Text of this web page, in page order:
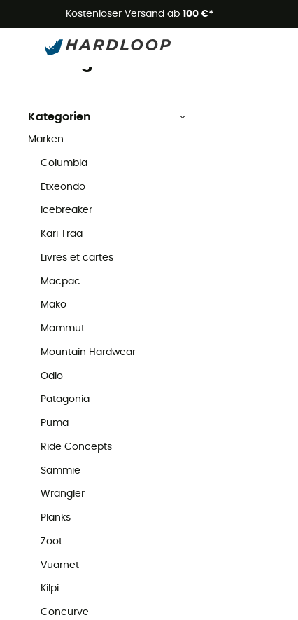
Kostenloser Versand ab 100 €*
Second Hand Marken Li-Ning
Li-Ning Second Hand
Kategorien
Marken
Columbia
Etxeondo
Icebreaker
Kari Traa
Livres et cartes
Macpac
Mako
Mammut
Mountain Hardwear
Odlo
Patagonia
Puma
Ride Concepts
Sammie
Wrangler
Planks
Zoot
Vuarnet
Kilpi
Concurve